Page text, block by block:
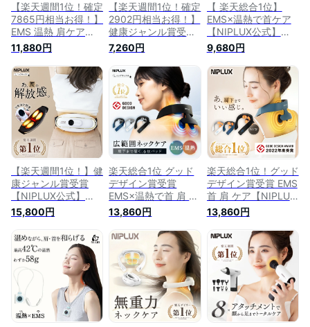
【楽天週間1位！確定
7865円相当お得！】
EMS 温熱 肩ケア★
健康ジャンル賞★楽
天1位【NIPLUX公
式】SHOULDER
RELAX 肩 マッサー
ジ EMS 温熱 肩専用
リラクゼーション器
僧帽筋 ケア 軽量 健
康グッズ 父の日 プ
レゼント 実用的 ※ 医
療用 マッサージ器
ではありません
11,880円
【楽天週間1位！確定
2902円相当お得！】
健康ジャンル賞受賞
★楽天1位 【NIPLUX
公式】LEG RELAX
emsフットマット フ
ットスリム 美脚 美
足 トレーニング 足
首 電気刺激 コード
レス 健康グッズ ギ
フト プレゼント 実
用的 ※ 医療用 マッサ
ージ器 ではありませ
ん
7,260円
【 楽天総合1位】
EMS×温熱で首ケア
【NIPLUX公式】
NECK RELAX ニップ
ラックス ネックリラ
ックス 健康 グッズ
首 EMS プレゼント
実用的※ 医療用 首こ
り 解消グッズ マッ
サージ ネックマッサ
ージャー マッサージ
器 ではありません
9,680円
【楽天週間1位！】健
康ジャンル賞受賞
【NIPLUX公式】
WAISTUPLUS ウェ
スタプラス 運動補助
器 低周波 温熱 EMS
プレゼント 実用的 ※
医療用 マッサージ器
腰 マッサージ機 改
善 グッズ グッズ マ
ッサージ ではありま
せん
15,800円
楽天総合1位 グッド
デザイン賞受賞
EMS×温熱で首 肩 ケ
ア【NIPLUX公式】
NECK RELAX 1S ※
医療用 首こり ems
マッサージ ネックマ
ッサージ ネックマッ
サージャー マッサー
ジ機 マッサージ器
ではありません
13,860円
楽天総合1位！グッド
デザイン賞受賞 EMS
首 肩 ケア【NIPLUX
公式】NECK RELAX
1S 温熱 EMS ※ 医療
用 首こり マッサー
ジ ネックマッサージ
ネックマッサージャ
ー マッサージ機 マ
ッサージ器 ではあり
ません
13,860円